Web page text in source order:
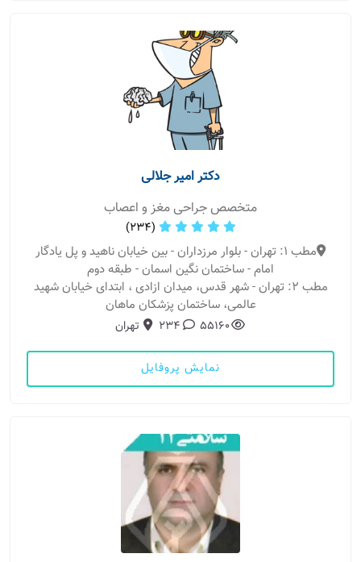
دکتر امیر جلالی
متخصص جراحی مغز و اعصاب
(234)
مطب 1: تهران - بلوار مرزداران - بین خیابان ناهید و پل یادگار
امام - ساختمان نگین اسمان - طبقه دوم
مطب 2: تهران - شهر قدس، میدان ازادی ، ابتدای خیابان شهید
عالمی، ساختمان پزشکان ماهان
55160
234 تهران
نمایش پروفایل